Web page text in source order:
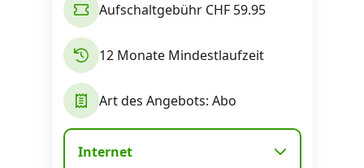
News
Forum
Über uns
Aufschaltgebühr CHF 59.95
12 Monate Mindestlaufzeit
Art des Angebots: Abo
Internet